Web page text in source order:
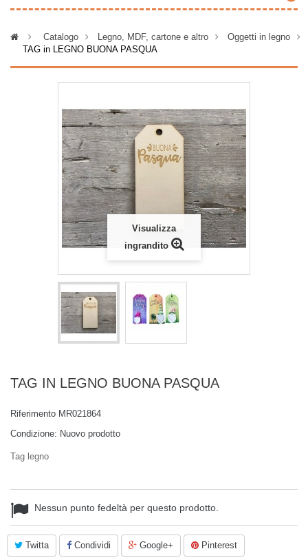
> Catalogo > Legno, MDF, cartone e altro >
Oggetti in legno
TAG in LEGNO BUONA PASQUA
Visualizza
ingrandito
TAG IN LEGNO BUONA PASQUA
Riferimento MR021864
Condizione: Nuovo prodotto
Tag legno
Nessun punto fedeltà per questo prodotto.
Twitta Condividi Google+ Pinterest